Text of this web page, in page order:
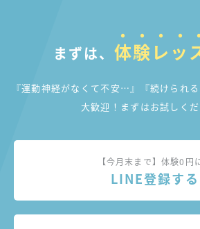
まずは、 体験レッ
『運動神経がなくて不安…』『続けられ
大歓迎！まずはお試しくだ
【今月末まで】体験0円
LINE登録する